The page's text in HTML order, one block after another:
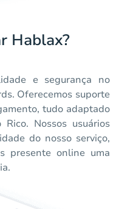
Hablax?
e segurança no
Oferecemos suporte
tudo adaptado
Nossos usuários
do nosso serviço,
presente online uma